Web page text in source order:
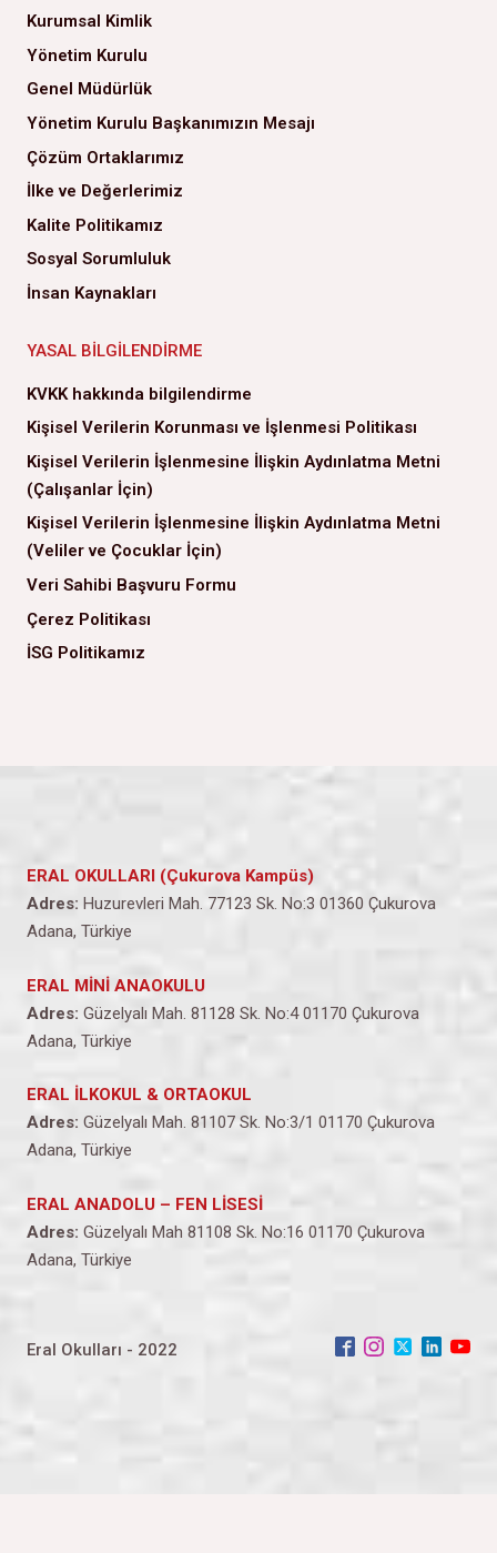
Kurumsal Kimlik
Yönetim Kurulu
Genel Müdürlük
Yönetim Kurulu Başkanımızın Mesajı
Çözüm Ortaklarımız
İlke ve Değerlerimiz
Kalite Politikamız
Sosyal Sorumluluk
İnsan Kaynakları
YASAL BILGILENDIRME
KVKK hakkında bilgilendirme
Kişisel Verilerin Korunması ve İşlenmesi Politikası
Kişisel Verilerin İşlenmesine İlişkin Aydınlatma Metni
(Çalışanlar İçin)
Kişisel Verilerin İşlenmesine İlişkin Aydınlatma Metni
(Veliler ve Çocuklar İçin)
Veri Sahibi Başvuru Formu
Çerez Politikası
İSG Politikamız
ERAL OKULLARI (Çukurova Kampüs)
Adres: Huzurevleri Mah. 77123 Sk. No:3 01360 Çukurova
Adana, Türkiye
ERAL MİNİ ANAOKULU
Adres: Güzelyalı Mah. 81128 Sk. No:4 01170 Çukurova
Adana, Türkiye
ERAL İLKOKUL & ORTAOKUL
Adres: Güzelyalı Mah. 81107 Sk. No:3/1 01170 Çukurova
Adana, Türkiye
ERAL ANADOLU – FEN LİSESİ
Adres: Güzelyalı Mah 81108 Sk. No:16 01170 Çukurova
Adana, Türkiye
Eral Okulları - 2022